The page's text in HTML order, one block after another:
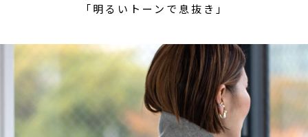
「明るいトーンで息抜き」